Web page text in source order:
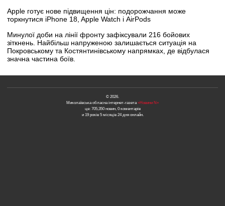
Apple готує нове підвищення цін: подорожчання може
торкнутися iPhone 18, Apple Watch і AirPods
Минулої доби на лінії фронту зафіксували 216 бойових
зіткнень. Найбільш напруженою залишається ситуація на
Покровському та Костянтинівському напрямках, де відбулася
значна частина боїв.
© 2026.
Миколаївська обласна інтернет-газета «Новини N»
це: 705,350 новин, 0 коментарів
и 19 років 5 місяців 24 дня онлайн.